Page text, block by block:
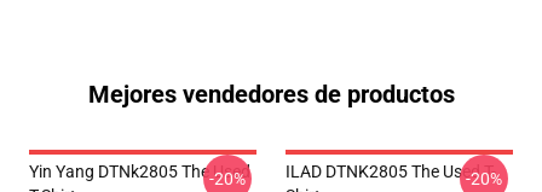
Mejores vendedores de productos
Yin Yang DTNk2805 The Used
-20%
ILAD DTNK2805 The Used T-
-20%